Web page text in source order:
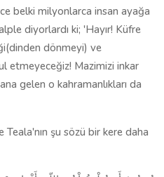
belki milyonlarca insan ayağa
diyorlardı ki; 'Hayır! Küfre
dönmeyi) ve
etmeyeceğiz! Mazimizi inkar
gelen o kahramanlıkları da
şu sözü bir kere daha